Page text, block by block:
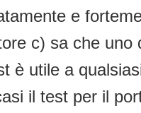
e
c) sa che
è utile a
il test per il